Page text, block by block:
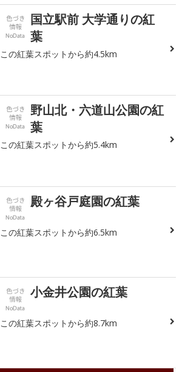
国立駅前 大学通りの紅
葉
この紅葉スポットから約4.5km
野山北・六道山公園の紅
葉
この紅葉スポットから約5.4km
殿ヶ谷戸庭園の紅葉
この紅葉スポットから約6.5km
小金井公園の紅葉
この紅葉スポットから約8.7km